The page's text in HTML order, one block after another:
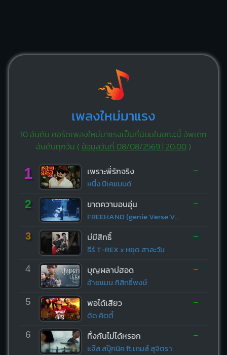
เพลงใหม่มาแรง
10 อันดับ คอร์ดเพลงใหม่มาแรงเป็นที่นิยมในขณะนี้ อัพเดท
อันดับทุกวัน ( ข้อมูลวันที่ 08/08/2569 | 20:00)
1 เพราะพี่รักจริง
หนึ่ง บีเคแบนด์
-
2 ขาดความอบอุ่น
FREEHAND (genie Verse Vol.1)
-
3 บ่มีสิทธิ์
ธีร์ T-REX x หยุด สาละวัน
-
4 บุญผลาบ่ฮอด
อ้ายแมน ภิสิทธิ์พงษ์
-
5 พอได้เสียว
ดิด คิตตี้
-
6 ทิ้งกันไม่ได้หรอก
แจ๊ส สปุ๊กนิค ft.เกมส์ สุจิตรา
-